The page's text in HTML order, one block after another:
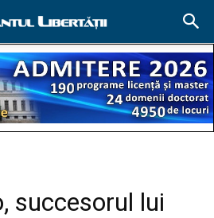
succesorul lui